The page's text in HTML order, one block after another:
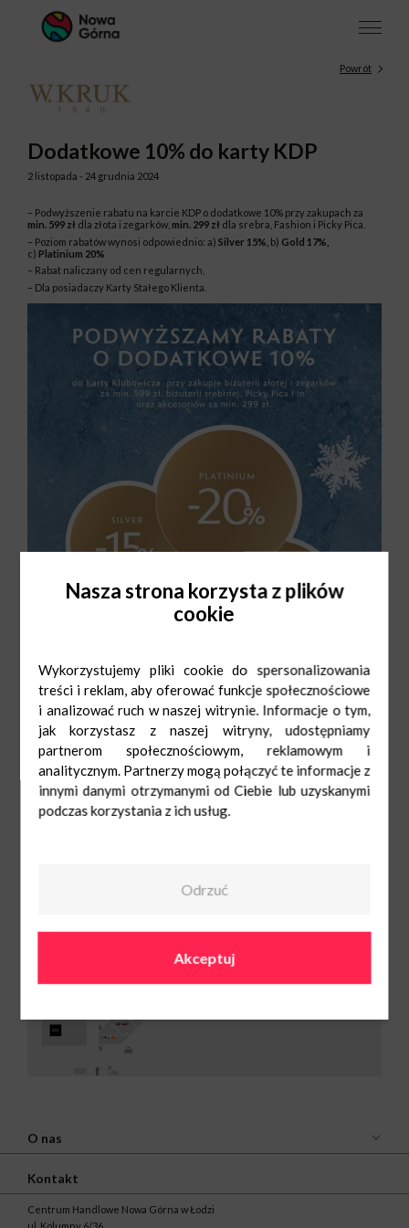
Powrót
Dodatkowe 10% do karty KDP
2 listopada - 24 grudnia 2024
– Podwyższenie rabatu na karcie KDP o dodatkowe 10% przy zakupach za
min. 599 zł dla złota i zegarków, min. 299 zł dla srebra, Fashion i Picky Pica.
– Poziom rabatów wynosi odpowiednio: a) Silver 15%, b) Gold 17%,
c) Platinium 20%
– Rabat naliczany od cen regularnych,
– Dla posiadaczy Karty Stałego Klienta.
O nas
Kontakt
Centrum Handlowe Nowa Górna w Łodzi
Nasza strona korzysta z plików
cookie
Wykorzystujemy pliki cookie do spersonalizowania
treści i reklam, aby oferować funkcje społecznościowe
i analizować ruch w naszej witrynie. Informacje o tym,
jak korzystasz z naszej witryny, udostępniamy
partnerom społecznościowym, reklamowym i
analitycznym. Partnerzy mogą połączyć te informacje z
innymi danymi otrzymanymi od Ciebie lub uzyskanymi
podczas korzystania z ich usług.
Odrzuć
Akceptuj